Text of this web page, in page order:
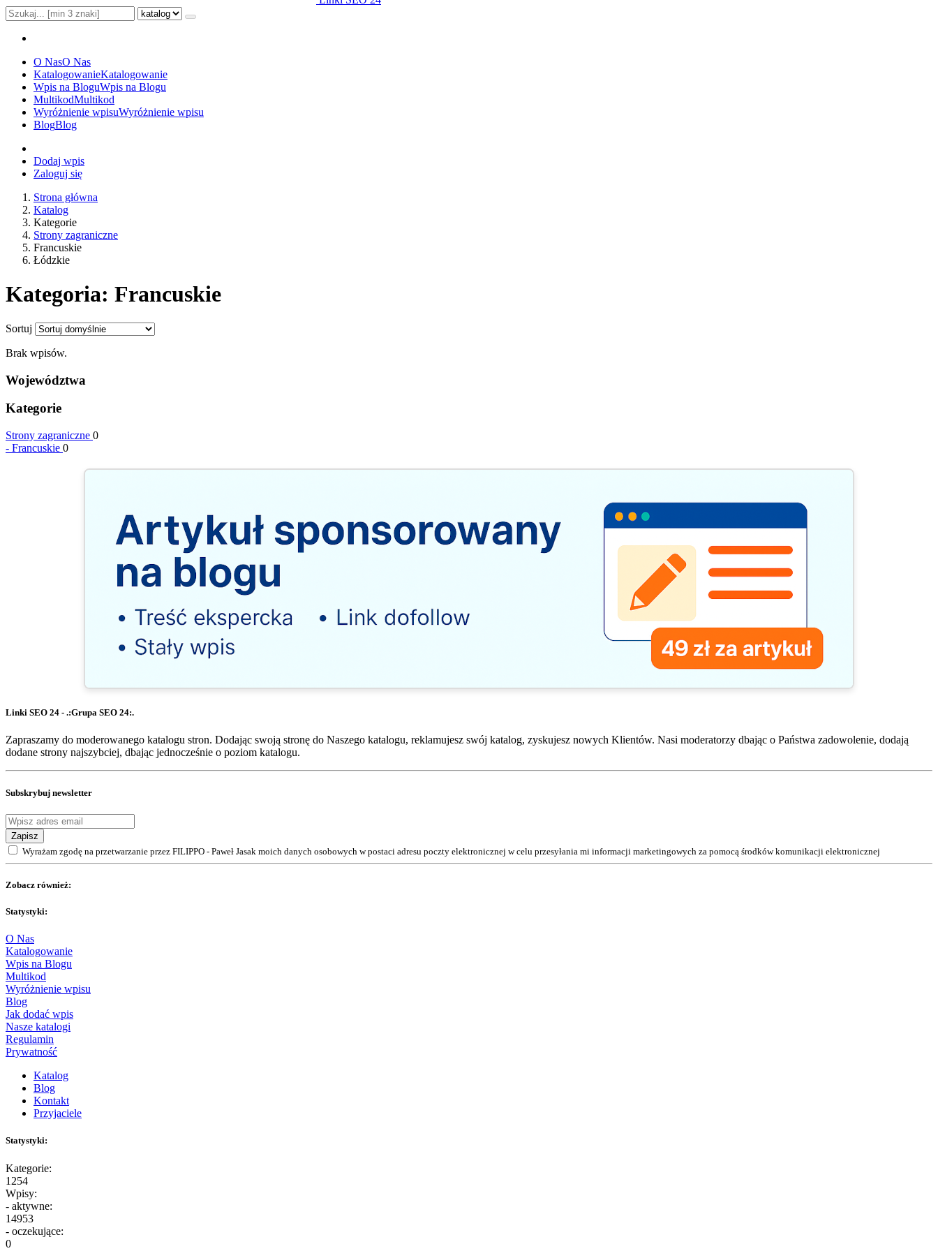
O NasO Nas
KatalogowanieKatalogowanie
Wpis na BloguWpis na Blogu
MultikodMultikod
Wyróżnienie wpisuWyróżnienie wpisu
BlogBlog
Dodaj wpis
Zaloguj się
Strona główna
Katalog
Kategorie
Strony zagraniczne
Francuskie
Łódzkie
Kategoria: Francuskie
Sortuj
Brak wpisów.
Województwa
Kategorie
Strony zagraniczne 0
- Francuskie 0
Linki SEO 24 - .:Grupa SEO 24:.
Zapraszamy do moderowanego katalogu stron. Dodając swoją stronę do Naszego katalogu, reklamujesz swój katalog, zyskujesz nowych Klientów. Nasi moderatorzy dbając o Państwa zadowolenie, dodają
dodane strony najszybciej, dbając jednocześnie o poziom katalogu.
Subskrybuj newsletter
Zapisz
Wyrażam zgodę na przetwarzanie przez FILIPPO - Paweł Jasak moich danych osobowych w postaci adresu poczty elektronicznej w celu przesyłania mi informacji marketingowych za pomocą środków komunikacji elektronicznej
Zobacz również:
Statystyki:
O Nas
Katalogowanie
Wpis na Blogu
Multikod
Wyróżnienie wpisu
Blog
Jak dodać wpis
Nasze katalogi
Regulamin
Prywatność
Katalog
Blog
Kontakt
Przyjaciele
Statystyki:
Kategorie:
1254
Wpisy:
- aktywne:
14953
- oczekujące:
0